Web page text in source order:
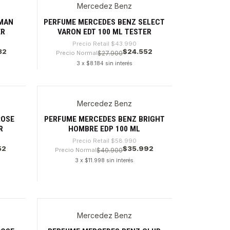
Mercedez Benz
PERFUME MERCEDES BENZ SELECT
VARON EDT 100 ML TESTER
Precio Retail $43.990
Precio Normal$27.900$24.552
3 x $8.184 sin interés
Mercedez Benz
PERFUME MERCEDES BENZ BRIGHT
HOMBRE EDP 100 ML
Precio Retail $58.990
Precio Normal$40.900$35.992
3 x $11.998 sin interés
Mercedez Benz